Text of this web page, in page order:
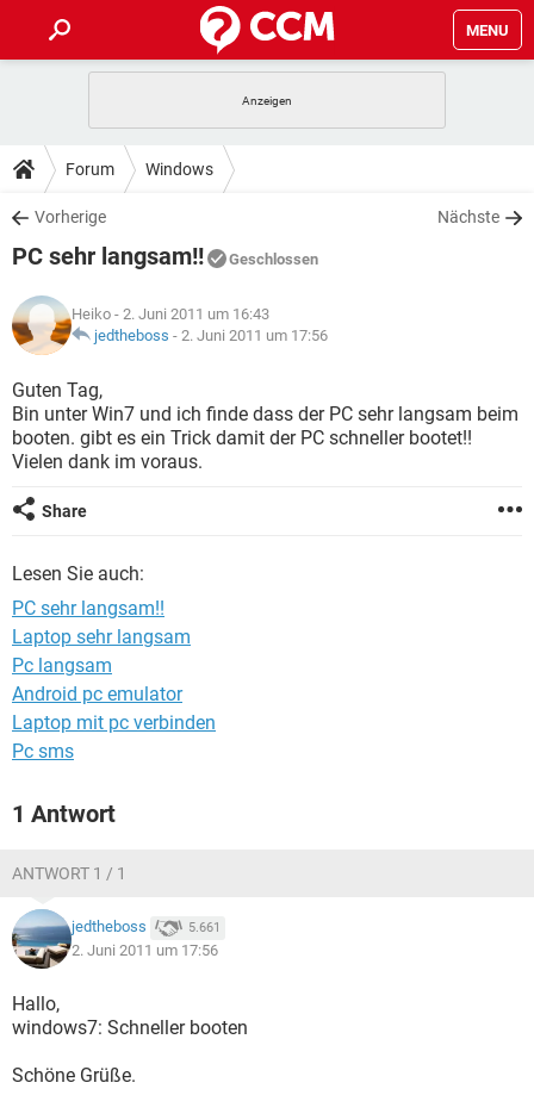
MENU
ANDROID
WINDOWS 10
WHATSAPP TIKTOK
FACEBOOK
TIPPS & TRICKS
SPIELE
WHATSAPP
FACEBOOK
DOWNLOADS
SPIELE STREAMING
ANDROID
WINDOWS 10 INSTAGRAM
WHATSAPP
FACEBOOK HARDWARE
SPIELE
ANDROID
WINDOWS 10
WHATSAPP TIKTOK
LEXIKON
SPIELE
ANDROID IOS
WINDOWS 10
WHATSAPP
Forum Windows
Vorherige Nächste
PC sehr langsam!! Geschlossen
Heiko - 2. Juni 2011 um 16:43
jedtheboss - 2. Juni 2011 um 17:56
Guten Tag,
Bin unter Win7 und ich finde dass der PC sehr langsam beim
booten. gibt es ein Trick damit der PC schneller bootet!!
Vielen dank im voraus.
Share
Lesen Sie auch:
PC sehr langsam!!
Laptop sehr langsam
Pc langsam
Android pc emulator
Laptop mit pc verbinden
Pc sms
1 Antwort
ANTWORT 1 / 1
jedtheboss 5.661
2. Juni 2011 um 17:56
Hallo,
windows7: Schneller booten
Schöne Grüße.